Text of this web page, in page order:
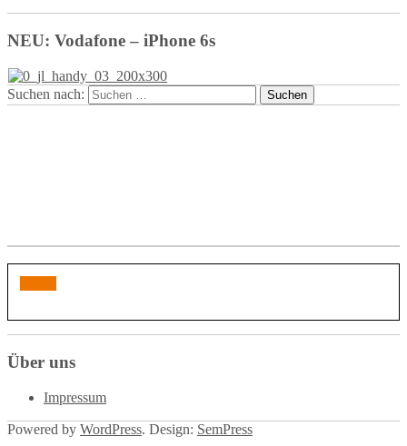
NEU: Vodafone – iPhone 6s
Suchen nach:
Über uns
Impressum
Powered by WordPress. Design: SemPress